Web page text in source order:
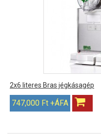
2x6 literes Bras jégkásagép
747,000 Ft +ÁFA